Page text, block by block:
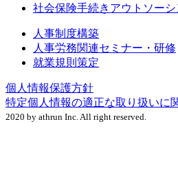
社会保険手続きアウトソー
人事制度構築
人事労務関連セミナー・研修
就業規則策定
個人情報保護方針
特定個人情報の適正な取り扱いに
2020 by athrun Inc. All right reserved.